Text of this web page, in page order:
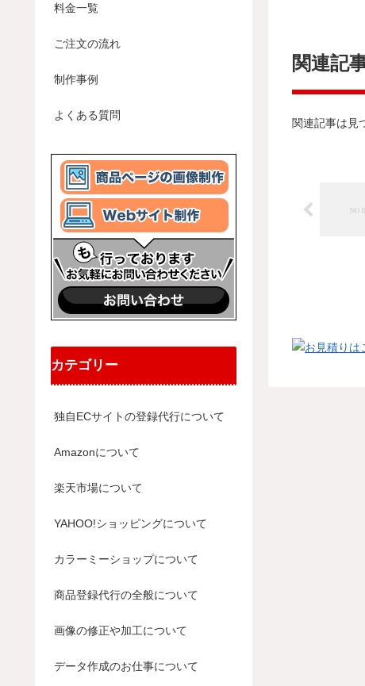
関連記
関連記事は見
料金一覧
ご注文の流れ
制作事例
よくある質問
カテゴリー
独自ECサイトの登録代行について
Amazonについて
楽天市場について
YAHOO!ショッピングについて
カラーミーショップについて
商品登録代行の全般について
画像の修正や加工について
データ作成のお仕事について